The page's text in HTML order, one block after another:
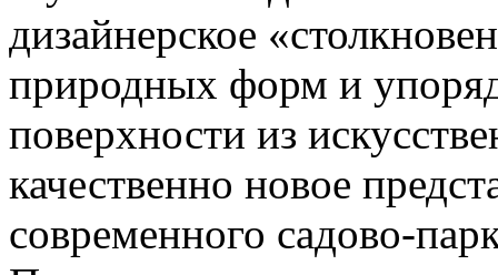
дизайнерское
природных форм и
поверхности из
качественно новое
современного садово-